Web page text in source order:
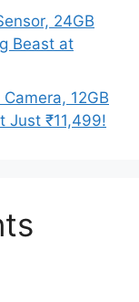
24GB
Beast at
12GB
Just ₹11,499!